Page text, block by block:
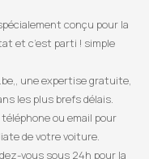
conçu pour la
et c’est parti ! simple
une expertise gratuite,
les plus brefs délais.
ou email pour
de votre voiture.
vous sous 24h pour la